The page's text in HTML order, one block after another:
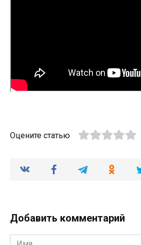
Оцените статью
Добавить комментарий
Имя